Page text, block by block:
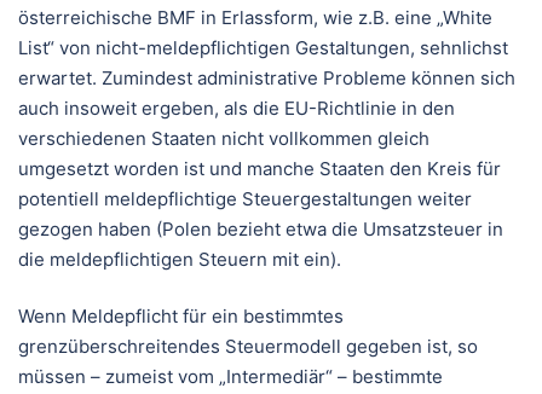
österreichische BMF in Erlassform, wie z.B. eine „White
List“ von nicht-meldepflichtigen Gestaltungen, sehnlichst
erwartet. Zumindest administrative Probleme können sich
auch insoweit ergeben, als die EU-Richtlinie in den
verschiedenen Staaten nicht vollkommen gleich
umgesetzt worden ist und manche Staaten den Kreis für
potentiell meldepflichtige Steuergestaltungen weiter
gezogen haben (Polen bezieht etwa die Umsatzsteuer in
die meldepflichtigen Steuern mit ein).
Wenn Meldepflicht für ein bestimmtes
grenzüberschreitendes Steuermodell gegeben ist, so
müssen – zumeist vom „Intermediär“ – bestimmte